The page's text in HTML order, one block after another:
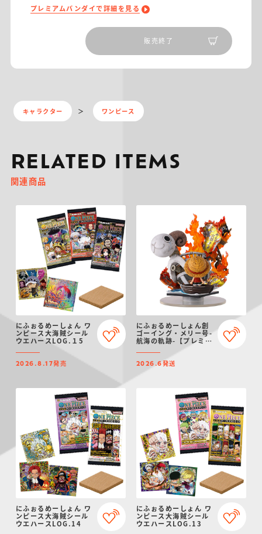
プレミアムバンダイで詳細を見る
販売終了
キャラクター ワンピース
RELATED ITEMS
関連商品
にふぉるめーしょん ワ
ンピース大海賊シール
ウエハースLOG.１5
2026.8.17発売
にふぉるめーしょん創
ゴーイング・メリー号-
航海の軌跡-【プレミア
2026.6発送
にふぉるめーしょん ワ
ンピース大海賊シール
ウエハースLOG.14
にふぉるめーしょん ワ
ンピース大海賊シール
ウエハースLOG.13